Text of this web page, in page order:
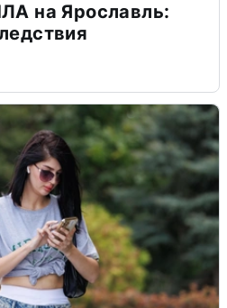
на Ярославль: